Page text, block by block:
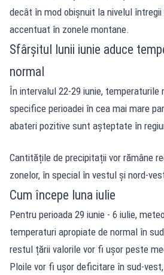
decât în mod obișnuit la nivelul
accentuat în zonele montane.
Sfârșitul lunii iunie aduce
normal
În intervalul 22-29 iunie, temperaturile
specifice perioadei în cea mai mare
abateri pozitive sunt așteptate în
Cantitățile de precipitații vor rămâne
zonelor, în special în vestul și nord-
Cum începe luna iulie
Pentru perioada 29 iunie - 6 iulie,
temperaturi apropiate de normal în
restul țării valorile vor fi ușor peste
Ploile vor fi ușor deficitare în sud-